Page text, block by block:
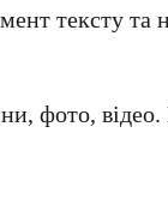
тексту та
фото,